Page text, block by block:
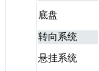
底盘
转向系统
悬挂系统